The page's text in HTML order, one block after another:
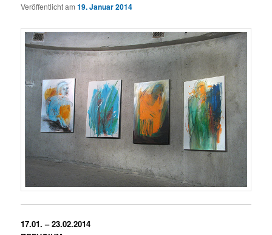
Veröffentlicht am19. Januar 2014
17.01. – 23.02.2014